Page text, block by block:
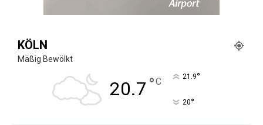
KÖLN
Mäßig Bewölkt
20.7 °C 21.9°
20°